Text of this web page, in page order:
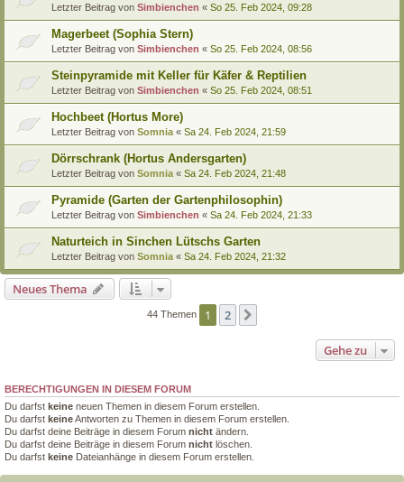
Letzter Beitrag von Simbienchen « So 25. Feb 2024, 09:28
Magerbeet (Sophia Stern)
Letzter Beitrag von Simbienchen « So 25. Feb 2024, 08:56
Steinpyramide mit Keller für Käfer & Reptilien
Letzter Beitrag von Simbienchen « So 25. Feb 2024, 08:51
Hochbeet (Hortus More)
Letzter Beitrag von Somnia « Sa 24. Feb 2024, 21:59
Dörrschrank (Hortus Andersgarten)
Letzter Beitrag von Somnia « Sa 24. Feb 2024, 21:48
Pyramide (Garten der Gartenphilosophin)
Letzter Beitrag von Simbienchen « Sa 24. Feb 2024, 21:33
Naturteich in Sinchen Lütschs Garten
Letzter Beitrag von Somnia « Sa 24. Feb 2024, 21:32
Neues Thema
44 Themen 1 2
Gehe zu
BERECHTIGUNGEN IN DIESEM FORUM
Du darfst keine neuen Themen in diesem Forum erstellen.
Du darfst keineAntworten zu Themen in diesem Forum erstellen.
Du darfst deine Beiträge in diesem Forum nicht ändern.
Du darfst deine Beiträge in diesem Forum nicht löschen.
Du darfst keine Dateianhänge in diesem Forum erstellen.